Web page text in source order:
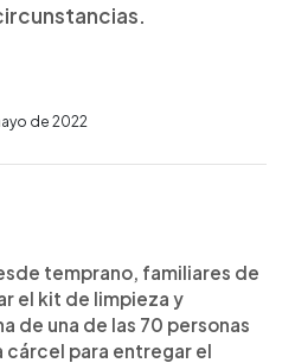
de 2022
temprano, familiares de
el kit de limpieza y
de una de las 70 personas
cárcel para entregar el